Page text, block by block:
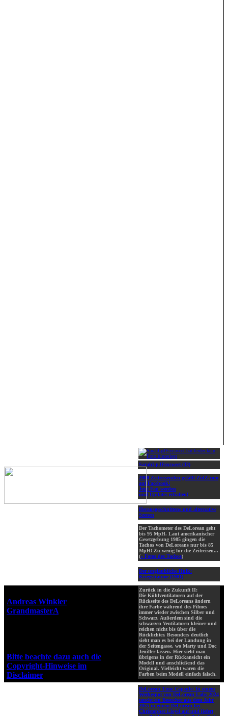
SarahLpJFoxsweet (33)
2000 Zeitreisenden gefällt ZidZ.com
auf Facebook!
Jetzt Fan werden
und Updates erhalten!
Herausgeschnittene und alternative
Szenen
Der Tachometer des DeLorean geht
bis 95 MpH. Laut amerikanischer
Gesetzgebung 1985 gingen die
Tachos von DeLoreans nur bis 85
MpH! Zu wenig für die Zeitreisen...
(» Fotos des Tachos)
Der unglaubliche Hulk:
Kriegsträume (1981)
Zurück in die Zukunft II:
Die Kühlventilatoren auf der
Rückseite des DeLoreans ändern
ihre Farbe während des Filmes
immer wieder zwischen Silber und
Schwarz. Außerdem sind die
schwarzen Ventilatoren kleiner und
reichen nicht bis über die
Rücklichter. Besonders deutlich
sieht man es bei der Landung in
der Seitengasse, wo Marty und Doc
Jeniffer lassen. Hier sieht man
übrigens in der Rückansicht ein
Modell und anschließend das
Original. Vielleicht waren die
Farben beim Modell einfach falsch.
DeLorean Time Capsule: In einem
Werbespot von DeLorean Labs 2024
taucht ein Besucher aus dem Jahr
2055 in einem DeLorean bei
Christopher Lloyd auf und liefert
Andreas Winkler
GrandmasterA
Bitte beachte dazu auch die
Copyright-Hinweise im
Disclaimer